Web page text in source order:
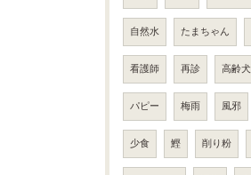
自然水 たまちゃん
看護師 再診 高齢犬
パピー 梅雨 風邪
少食 鰹 削り粉